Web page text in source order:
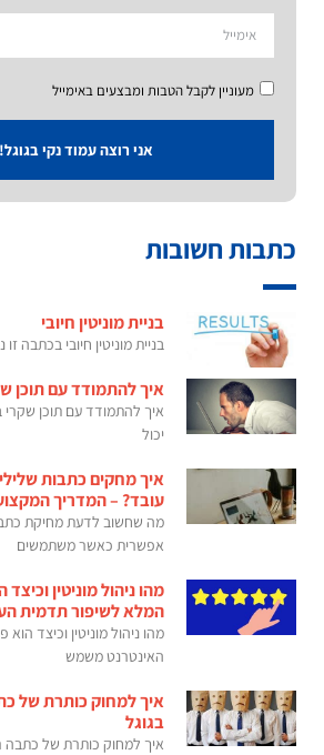
מעוניין לקבל הטבות ומבצעים באימייל
אני רוצה עמוד נקי בגוגל!
כתבות חשובות
בניית מוניטין חיובי
בניית מוניטין חיובי בכתבה
איך להתמודד עם תוכן
איך להתמודד עם תוכן
יכול
איך מחקים כתבות
עובד? – המדריך
מה שחשוב לדעת מחיקת
אפשרית כאשר משתמשים
מהו ניהול מוניטין
המלא לשיפור תדמית
מהו ניהול מוניטין וכיצד הוא
האינטרנט משמש
איך למחוק כותרת של
בגוגל
איך למחוק כותרת של כתבה